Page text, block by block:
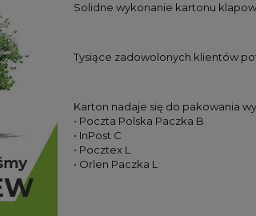
Solidne wykonanie kartonu
Tysiące zadowolonych klientów
Karton nadaje się do pakowania
• Poczta Polska Paczka B
• InPost C
• Pocztex L
• Orlen Paczka L